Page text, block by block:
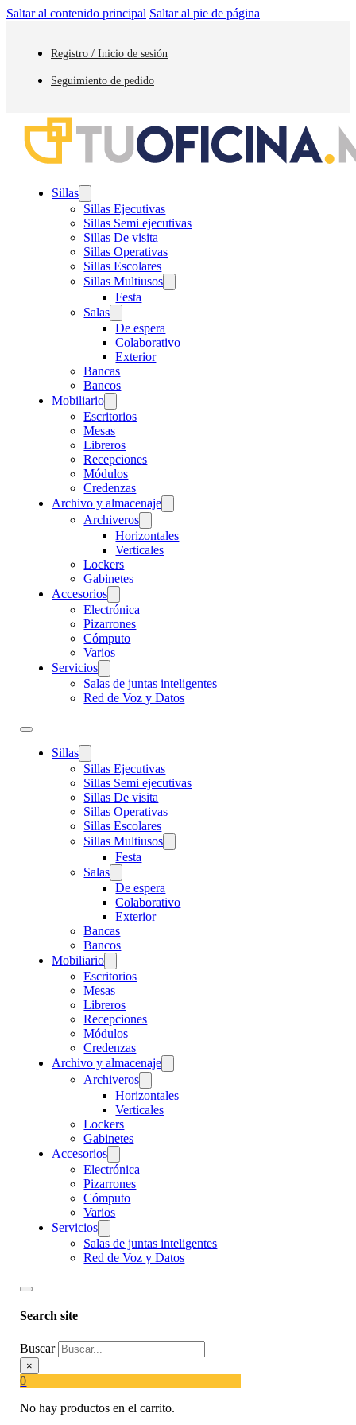
Saltar al contenido principal Saltar al pie de página
Registro / Inicio de sesión
Seguimiento de pedido
Sillas
Sillas Ejecutivas
Sillas Semi ejecutivas
Sillas De visita
Sillas Operativas
Sillas Escolares
Sillas Multiusos
Festa
Salas
De espera
Colaborativo
Exterior
Bancas
Bancos
Mobiliario
Escritorios
Mesas
Libreros
Recepciones
Módulos
Credenzas
Archivo y almacenaje
Archiveros
Horizontales
Verticales
Lockers
Gabinetes
Accesorios
Electrónica
Pizarrones
Cómputo
Varios
Servicios
Salas de juntas inteligentes
Red de Voz y Datos
Sillas
Sillas Ejecutivas
Sillas Semi ejecutivas
Sillas De visita
Sillas Operativas
Sillas Escolares
Sillas Multiusos
Festa
Salas
De espera
Colaborativo
Exterior
Bancas
Bancos
Mobiliario
Escritorios
Mesas
Libreros
Recepciones
Módulos
Credenzas
Archivo y almacenaje
Archiveros
Horizontales
Verticales
Lockers
Gabinetes
Accesorios
Electrónica
Pizarrones
Cómputo
Varios
Servicios
Salas de juntas inteligentes
Red de Voz y Datos
Search site
Buscar
×
0
No hay productos en el carrito.